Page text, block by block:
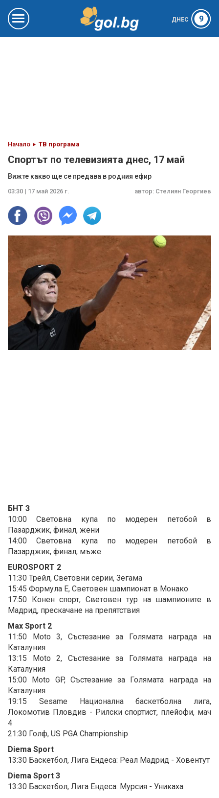
ДНЕС 9
Начало ТВ програма
Спортът по телевизията днес, 17 май
Вижте какво ще се предава в родния ефир
03:30 | 17 май 2026 г. автор: Стелиян Георгиев
БНТ 3
10:00 Световна купа по модерен петобой в
Пазарджик, финал, жени
14:00 Световна купа по модерен петобой в
Пазарджик, финал, мъже
EUROSPORT 2
11:30 Трейл, Световни серии, Зегама
15:45 Формула Е, Световен шампионат в Монако
17:50 Конен спорт, Световен тур на шампионите в
Мадрид, прескачане на препятствия
Max Sport 2
11:50 Moto 3, Състезание за Голямата награда на
Каталуния
13:15 Moto 2, Състезание за Голямата награда на
Каталуния
15:00 Moto GP, Състезание за Голямата награда на
Каталуния
19:15 Sesame Национална баскетболна лига,
Локомотив Пловдив - Рилски спортист, плейофи, мач
4
21:30 Голф, US PGA Championship
Diema Sport
13:30 Баскетбол, Лига Ендеса: Реал Мадрид - Ховентут
Diema Sport 3
13:30 Баскетбол, Лига Ендеса: Мурсия - Уникаха